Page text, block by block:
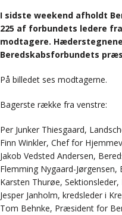
I sidste weekend afholdt
225 af forbundets ledere
modtagere.
Beredskabsforbundets
På billedet ses modtagerne.
Bagerste række fra venstre:
Per Junker Thiesgaard,
Finn Winkler, Chef for
Jakob Vedsted Andersen,
Flemming Nygaard-
Karsten Thurøe,
Jesper Janholm, kredsleder i
Tom Behnke, Præsident for